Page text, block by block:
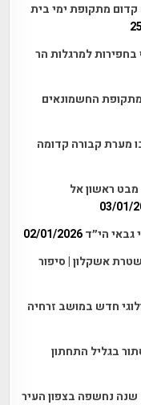
מתקופת ימי בית
בחפירות למרגלות הר
החשמונאים
מערת קבורה קדומה
ראשון אל
03/01/
הי״ד 02/01/2026
אשקלון | סיפור
חדש במושב זרחיה
בגליל התחתון
שרידי אחוזה שומרונית מפוארת בת 1,600 שנה נחשפה בצפון העיר